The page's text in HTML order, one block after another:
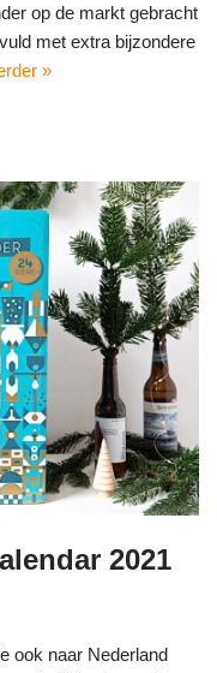
op de markt gebracht
met extra bijzondere
»
2021
ook naar Nederland